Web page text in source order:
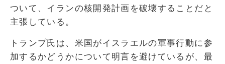
ついて、イランの核開発計画を破壊することだと
主張している。
トランプ氏は、米国がイスラエルの軍事行動に参
加するかどうかについて明言を避けているが、最